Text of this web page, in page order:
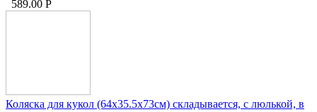
589.00 Р
Коляска для кукол (64х35.5х73см) складывается, с люлькой, в